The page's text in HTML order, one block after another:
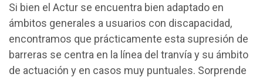
Si bien el Actur se encuentra bien adaptado en
ámbitos generales a usuarios con discapacidad,
encontramos que prácticamente esta supresión de
barreras se centra en la línea del tranvía y su ámbito
de actuación y en casos muy puntuales. Sorprende